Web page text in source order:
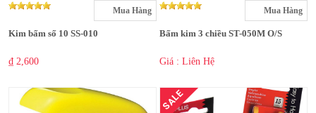
Mua Hàng
Kim bấm số 10 SS-010
₫ 2,600
Mua Hàng
Bấm kim 3 chiều ST-050M O/S
Giá : Liên Hệ
SALE